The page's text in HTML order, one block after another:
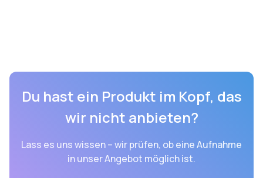
Du hast ein Produkt im Kopf, das
wir nicht anbieten?
Lass es uns wissen – wir prüfen, ob eine Aufnahme
in unser Angebot möglich ist.